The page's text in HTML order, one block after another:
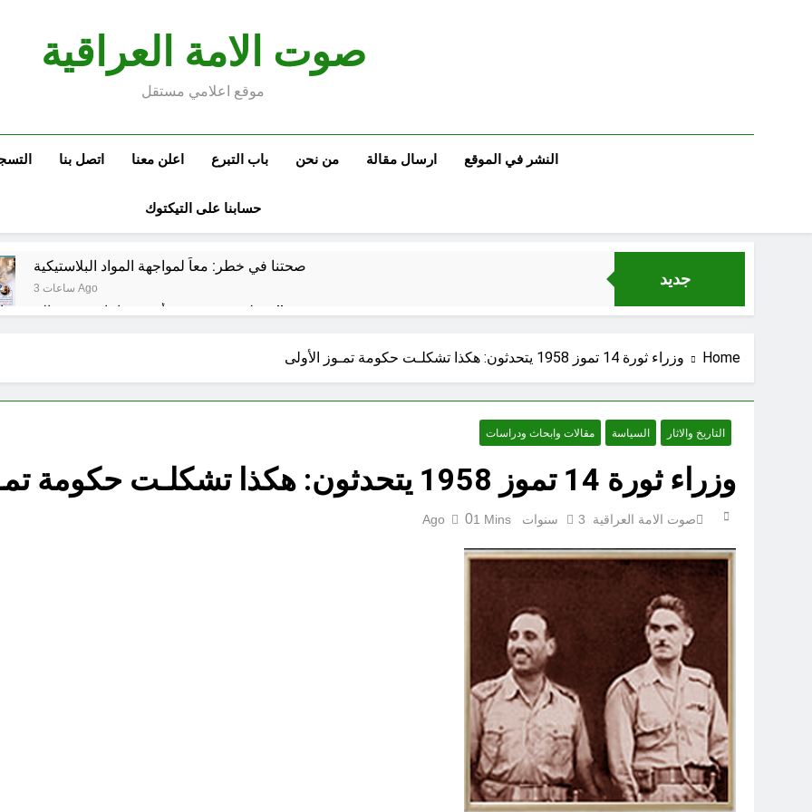
صوت الامة العراقية
موقع اعلامي مستقل
النشر في الموقع ارسال مقالة من نحن باب التبرع اعلن معنا اتصل بنا
حسابنا على التيكتوك
جديد
صحتنا في خطر: معاً لمواجهة المواد البلاستيكية
3 ساعات Ago
سطور حقيقية … وأخرى فانتازية سوريالية في الحقبة الديستوبية مع مؤسساتنا الصحية !!
من راسمالية الدولة الى راسمالية
مجلس حسيني (دواعي نصب مآتم العزاء الحسيني)
المخطط بياني
Home وزراء ثورة 14 تموز 1958 يتحدثون: هكذا تشكلـت حكومة تمـوز الأولى
التاريخ والاثار السياسة مقالات وابحاث ودراسات
وزراء ثورة 14 تموز 1958 يتحدثون: هكذا تشكلـت حكومة تمـوز الأولى
صوت الامة العراقية 3 سنوات Ago 01 Mins